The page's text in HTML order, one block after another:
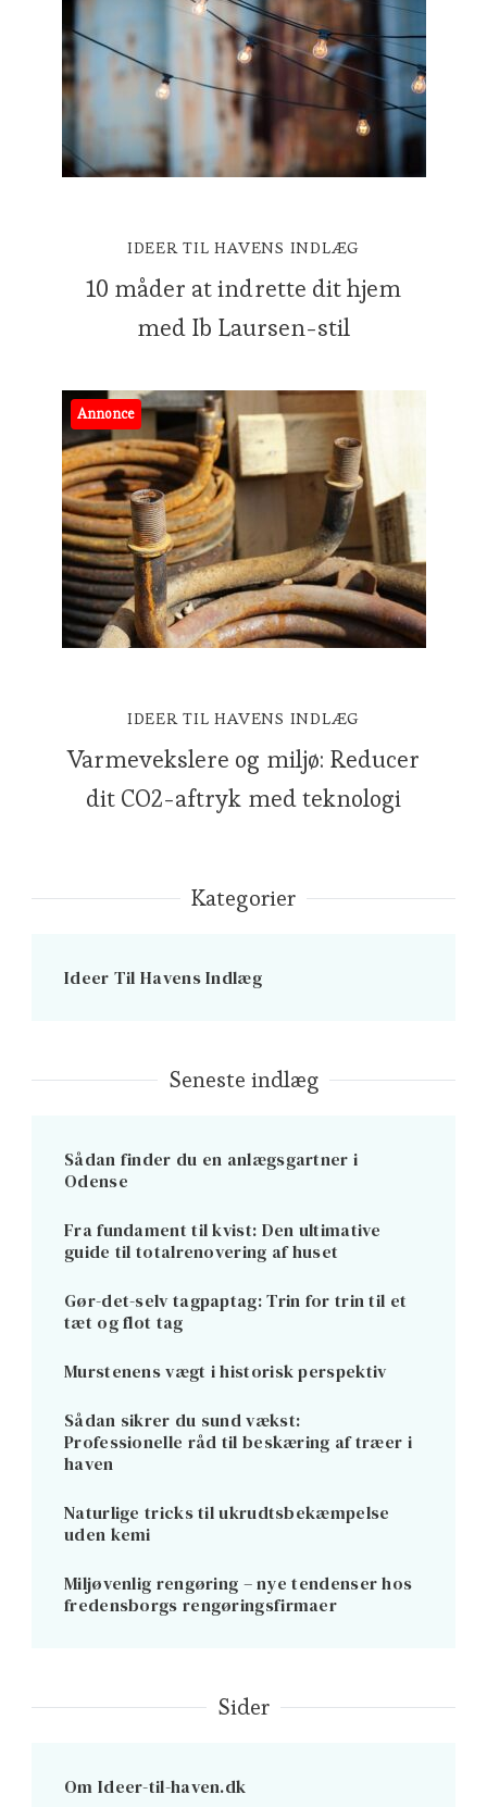
IDEER TIL HAVENS INDLÆG
10 måder at indrette dit hjem
med Ib Laursen-stil
Annonce
IDEER TIL HAVENS INDLÆG
Varmevekslere og miljø: Reducer
dit CO2-aftryk med teknologi
Kategorier
Ideer Til Havens Indlæg
Seneste indlæg
Sådan finder du en anlægsgartner i
Odense
Fra fundament til kvist: Den ultimative
guide til totalrenovering af huset
Gør-det-selv tagpaptag: Trin for trin til et
tæt og flot tag
Murstenens vægt i historisk perspektiv
Sådan sikrer du sund vækst:
Professionelle råd til beskæring af træer i
haven
Naturlige tricks til ukrudtsbekæmpelse
uden kemi
Miljøvenlig rengøring – nye tendenser hos
fredensborgs rengøringsfirmaer
Sider
Om Ideer-til-haven.dk